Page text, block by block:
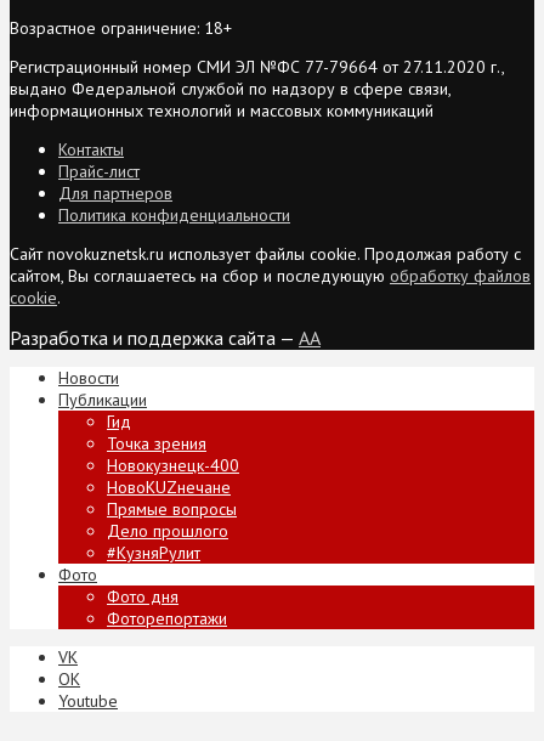
Возрастное ограничение: 18+
Регистрационный номер СМИ ЭЛ №ФС 77-79664 от 27.11.2020 г.,
выдано Федеральной службой по надзору в сфере связи,
информационных технологий и массовых коммуникаций
Контакты
Прайс-лист
Для партнеров
Политика конфиденциальности
Сайт novokuznetsk.ru использует файлы cookie. Продолжая работу с
сайтом, Вы соглашаетесь на сбор и последующую обработку файлов
cookie.
Разработка и поддержка сайта — AA
Новости
Публикации
Гид
Точка зрения
Новокузнецк-400
НовоKUZнечане
Прямые вопросы
Дело прошлого
#КузняРулит
Фото
Фото дня
Фоторепортажи
VK
ОК
Youtube